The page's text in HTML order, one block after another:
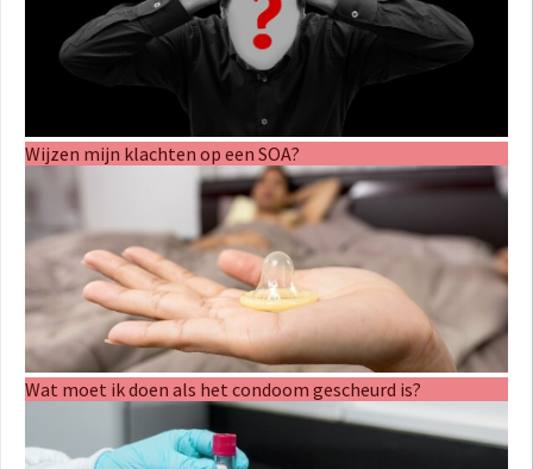
Wijzen mijn klachten op een SOA?
Wat moet ik doen als het condoom gescheurd is?